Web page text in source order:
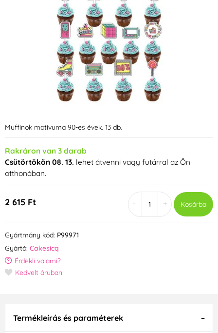
Muffinok motívuma 90-es évek. 13 db.
Rakráron van 3 darab
Csütörtökön 08. 13. lehet átvenni vagy futárral az Ön
otthonában.
2 615 Ft + Kosárba
Gyártmány kód: P99971
Gyártó: Cakesicq
Érdekli valami?
Kedvelt áruban
Termékleírás és paraméterek